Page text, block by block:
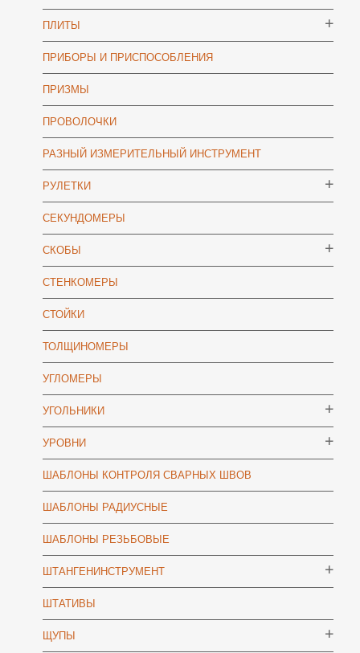
ПЛИТЫ
ПРИБОРЫ И ПРИСПОСОБЛЕНИЯ
ПРИЗМЫ
ПРОВОЛОЧКИ
РАЗНЫЙ ИЗМЕРИТЕЛЬНЫЙ ИНСТРУМЕНТ
РУЛЕТКИ
СЕКУНДОМЕРЫ
СКОБЫ
СТЕНКОМЕРЫ
СТОЙКИ
ТОЛЩИНОМЕРЫ
УГЛОМЕРЫ
УГОЛЬНИКИ
УРОВНИ
ШАБЛОНЫ КОНТРОЛЯ СВАРНЫХ ШВОВ
ШАБЛОНЫ РАДИУСНЫЕ
ШАБЛОНЫ РЕЗЬБОВЫЕ
ШТАНГЕНИНСТРУМЕНТ
ШТАТИВЫ
ЩУПЫ